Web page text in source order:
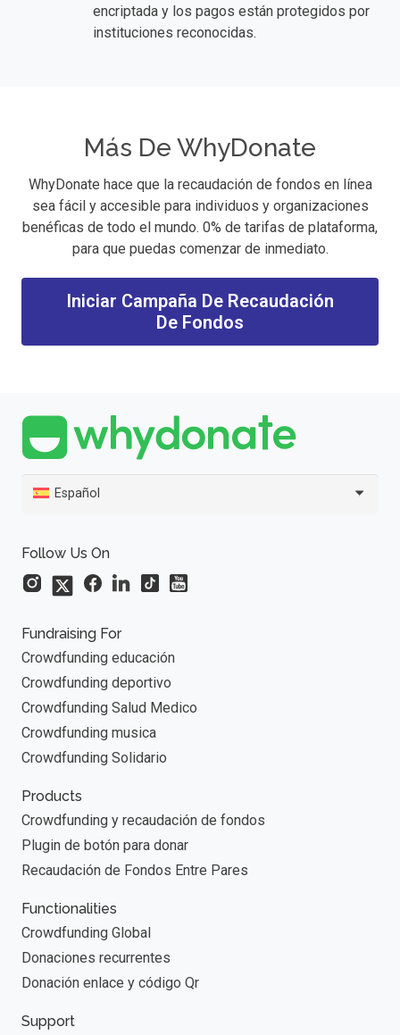
encriptada y los pagos están protegidos por
instituciones reconocidas.
Más De WhyDonate
WhyDonate hace que la recaudación de fondos en línea
sea fácil y accesible para individuos y organizaciones
benéficas de todo el mundo. 0% de tarifas de plataforma,
para que puedas comenzar de inmediato.
Iniciar Campaña De Recaudación
De Fondos
Español
Follow Us On
Fundraising For
Crowdfunding educación
Crowdfunding deportivo
Crowdfunding Salud Medico
Crowdfunding musica
Crowdfunding Solidario
Products
Crowdfunding y recaudación de fondos
Plugin de botón para donar
Recaudación de Fondos Entre Pares
Functionalities
Crowdfunding Global
Donaciones recurrentes
Donación enlace y código Qr
Support